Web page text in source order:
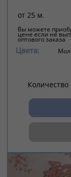
от 25 м.
Вы можете
цене если не
оптового заказа
Цвета:
Количество